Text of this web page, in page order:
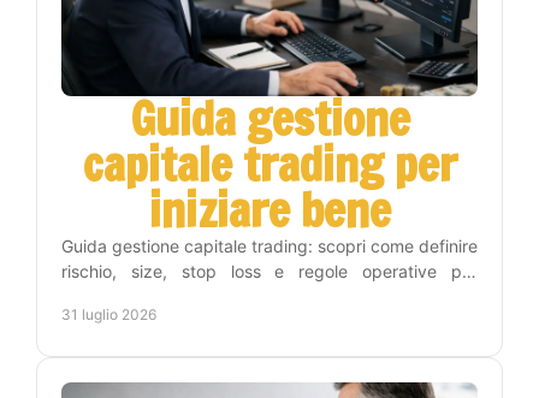
Guida gestione
capitale trading per
iniziare bene
Guida gestione capitale trading: scopri come definire
rischio, size, stop loss e regole operative per
disciplina.
31 luglio 2026